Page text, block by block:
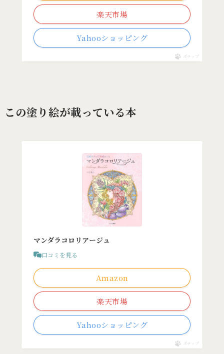
楽天市場
Yahooショッピング
ポチップ
この塗り絵が載っている本
マンダラコロリアージュ
口コミを見る
Amazon
楽天市場
Yahooショッピング
ポチップ